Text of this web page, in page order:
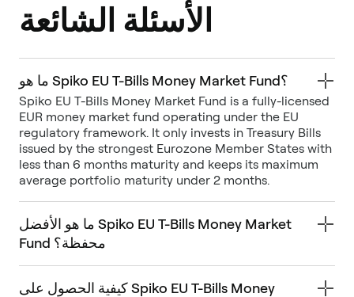
الأسئلة الشائعة
ما هو Spiko EU T-Bills Money Market Fund؟
Spiko EU T-Bills Money Market Fund is a fully-licensed
EUR money market fund operating under the EU
regulatory framework. It only invests in Treasury Bills
issued by the strongest Eurozone Member States with
less than 6 months maturity and keeps its maximum
average portfolio maturity under 2 months.
ما هو الأفضل Spiko EU T-Bills Money Market
Fund محفظة؟
كيفية الحصول على Spiko EU T-Bills Money